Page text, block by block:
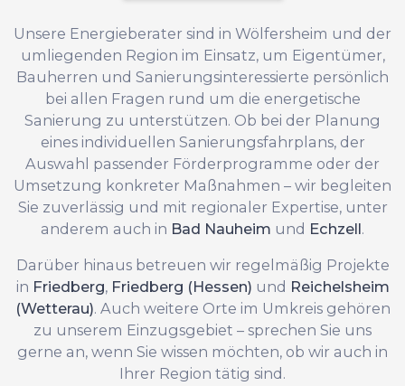
Unsere Energieberater sind in Wölfersheim und der
umliegenden Region im Einsatz, um Eigentümer,
Bauherren und Sanierungsinteressierte persönlich
bei allen Fragen rund um die energetische
Sanierung zu unterstützen. Ob bei der Planung
eines individuellen Sanierungsfahrplans, der
Auswahl passender Förderprogramme oder der
Umsetzung konkreter Maßnahmen – wir begleiten
Sie zuverlässig und mit regionaler Expertise, unter
anderem auch in Bad Nauheim und Echzell.
Darüber hinaus betreuen wir regelmäßig Projekte
in Friedberg, Friedberg (Hessen) und Reichelsheim
(Wetterau). Auch weitere Orte im Umkreis gehören
zu unserem Einzugsgebiet – sprechen Sie uns
gerne an, wenn Sie wissen möchten, ob wir auch in
Ihrer Region tätig sind.